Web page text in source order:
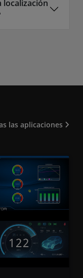
localización
las aplicaciones